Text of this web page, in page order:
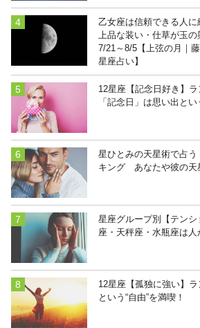
乙女座は信頼できる人
上品な装い・仕草が玉
7/21～8/5【上弦の月｜
星座占い】
12星座【記念日好き】
「記念日」は思い出とい
星ひとみの天星術で占
キング あなたや彼の天
星座グループ別【テン
座・天秤座・水瓶座は人
12星座【孤独に強い】
という“自由”を満喫！